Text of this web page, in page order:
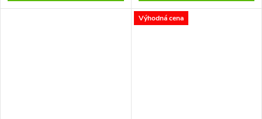
Výhodná cena